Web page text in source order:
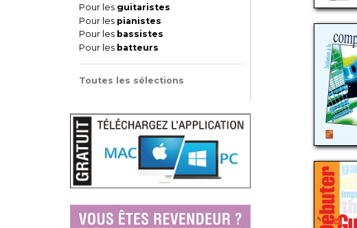
Pour les guitaristes
Pour les pianistes
Pour les bassistes
Pour les batteurs
Toutes les sélections